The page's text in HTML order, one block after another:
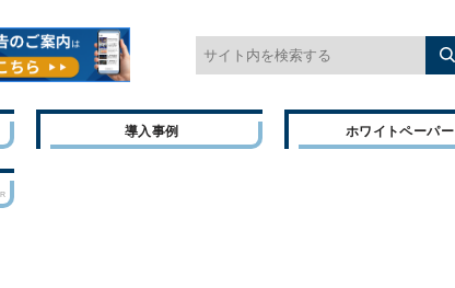
導入事例 ホワイトペーパー